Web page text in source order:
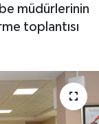
müdürlerinin
toplantısı